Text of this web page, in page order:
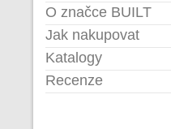
O značce BUILT
Jak nakupovat
Katalogy
Recenze